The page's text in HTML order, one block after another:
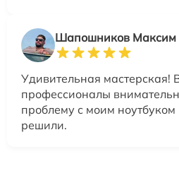
Шапошников Максим
Удивительная мастерская!
профессионалы
проблему с моим ноутбуком
решили.